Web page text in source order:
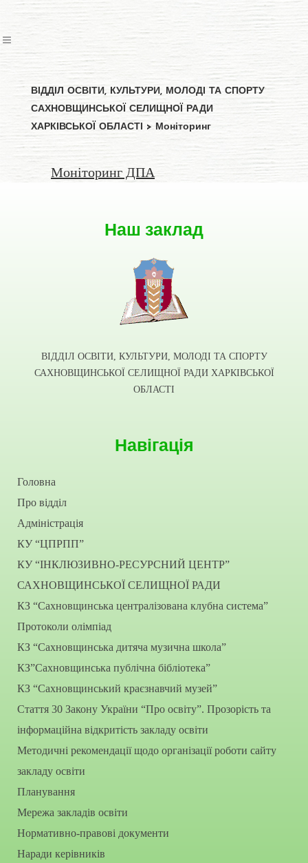
ВІДДІЛ ОСВІТИ, КУЛЬТУРИ, МОЛОДІ ТА СПОРТУ
САХНОВЩИНСЬКОЇ СЕЛИЩНОЇ РАДИ
ХАРКІВСЬКОЇ ОБЛАСТІ > Моніторинг
Моніторинг ДПА
Наш заклад
ВІДДІЛ ОСВІТИ, КУЛЬТУРИ, МОЛОДІ ТА СПОРТУ
САХНОВЩИНСЬКОЇ СЕЛИЩНОЇ РАДИ ХАРКІВСЬКОЇ
ОБЛАСТІ
Навігація
Головна
Про відділ
Адміністрація
КУ “ЦПРПП”
КУ “ІНКЛЮЗИВНО-РЕСУРСНИЙ ЦЕНТР”
САХНОВЩИНСЬКОЇ СЕЛИЩНОЇ РАДИ
КЗ “Сахновщинська централізована клубна система”
Протоколи олімпіад
КЗ “Сахновщинська дитяча музична школа”
КЗ”Сахновщинська публічна бібліотека”
КЗ “Сахновщинський краєзнавчий музей”
Стаття 30 Закону України “Про освіту”. Прозорість та
інформаційна відкритість закладу освіти
Методичні рекомендації щодо організації роботи сайту
закладу освіти
Планування
Мережа закладів освіти
Нормативно-правові документи
Наради керівників